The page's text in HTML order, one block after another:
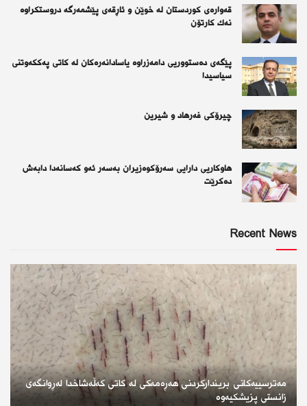
قەوارەی كوردستان لە خوێن و ئاڕقەی پێشمەرگە دروستكراوە
نەك كارتۆن
پێگەی دەستووریی دامەزراوە یاسادانەرەكان لە كاتی پەككەوتنی
سیاسیدا
چیرۆكی فەرهاد و شیرین
هاوکاریی دارایی سەرۆکوەزیران بەسەر ئەو كەسانەدا دابەش
دەکرێت
Recent News
مەترسییەکانی بریندارکردنی هەڕەمەکی لە کاتی کەڵەشاخدا لەڕوانگەی
زانستی پزیشکیەوە